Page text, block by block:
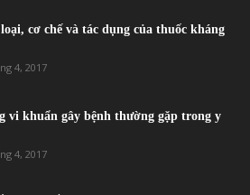
cơ chế và tác dụng của thuốc kháng
4, 2017
vi khuẩn gây bệnh thường gặp trong y
4, 2017